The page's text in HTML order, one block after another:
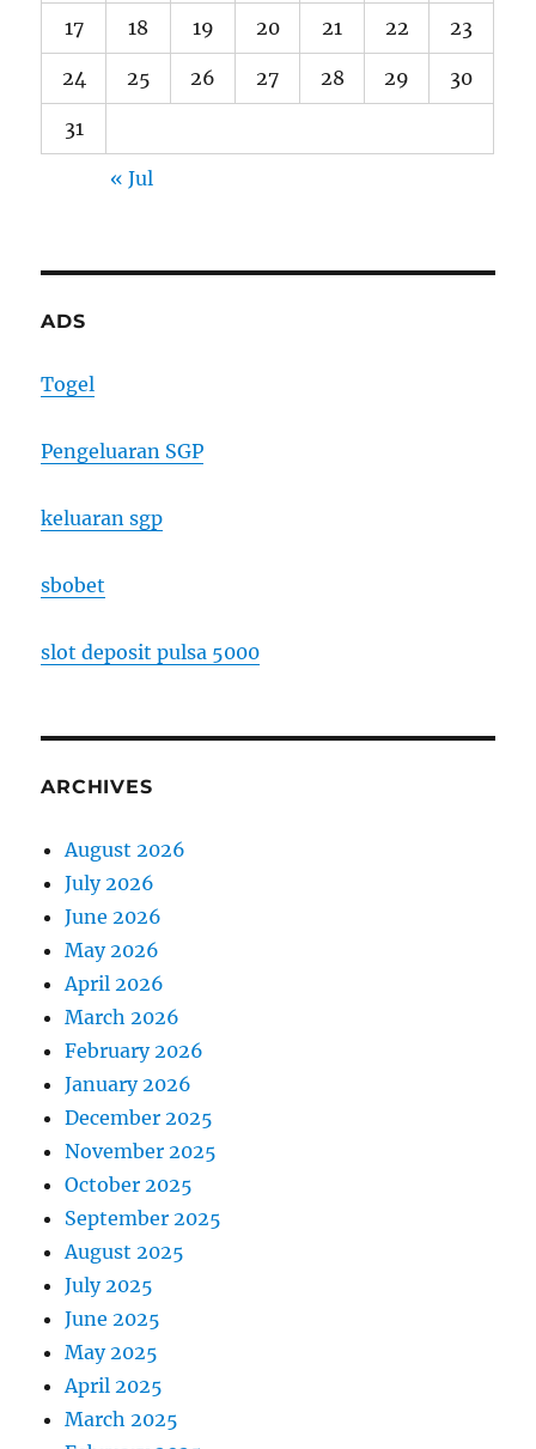
17 18 19 20 21 22 23
24 25 26 27 28 29 30
31
« Jul
ADS
Togel
Pengeluaran SGP
keluaran sgp
sbobet
slot deposit pulsa 5000
ARCHIVES
August 2026
July 2026
June 2026
May 2026
April 2026
March 2026
February 2026
January 2026
December 2025
November 2025
October 2025
September 2025
August 2025
July 2025
June 2025
May 2025
April 2025
March 2025